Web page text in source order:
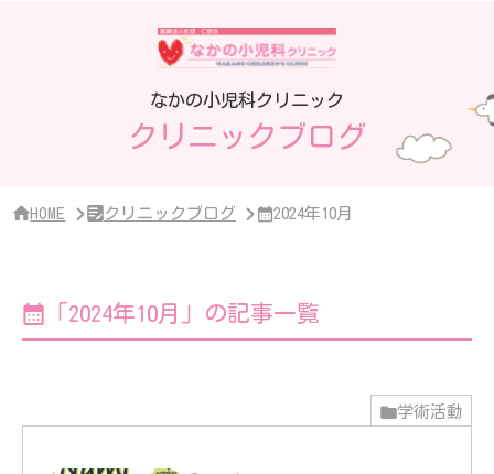
なかの小児科クリニック
クリニックブログ
HOME クリニックブログ 2024年10月
「2024年10月」の記事一覧
学術活動